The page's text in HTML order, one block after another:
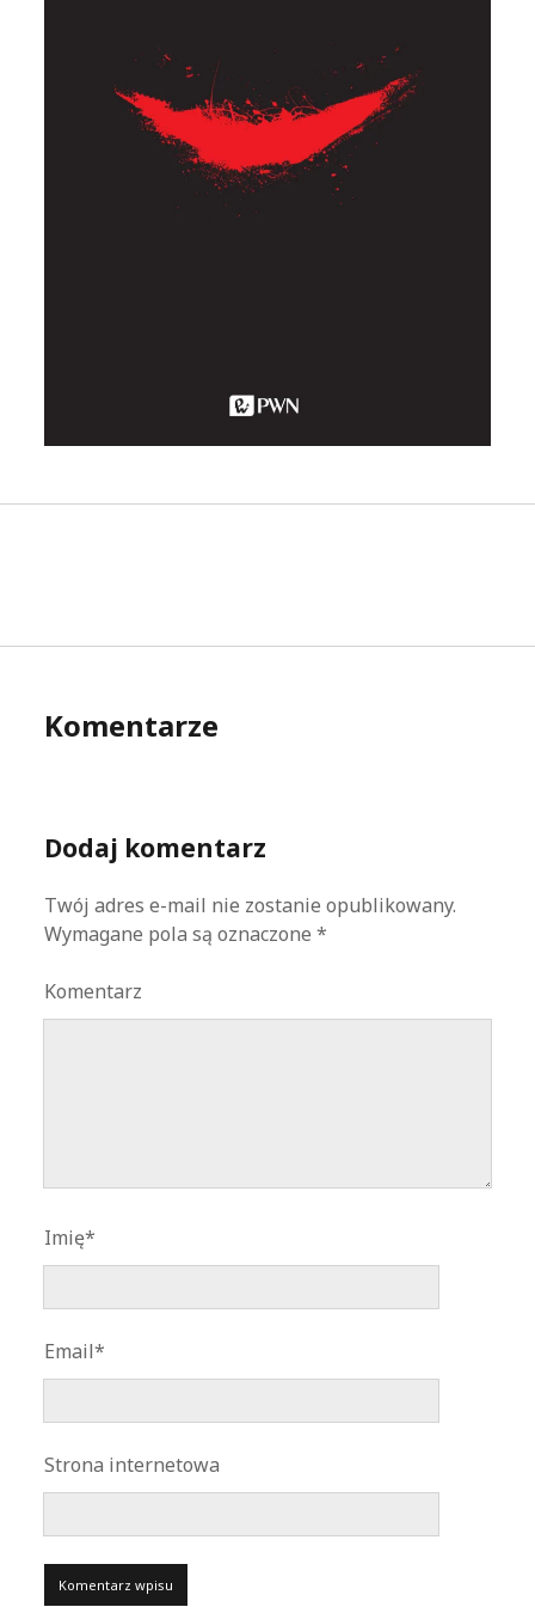
Komentarze
Dodaj komentarz
Twój adres e-mail nie zostanie opublikowany.
Wymagane pola są oznaczone*
Komentarz
Imię*
Email*
Strona internetowa